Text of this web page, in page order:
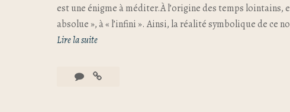
est une énigme à méditer.À l’origine des temps lointains,
absolue », à « l’infini ». Ainsi, la réalité symbolique de ce
Lire la suite